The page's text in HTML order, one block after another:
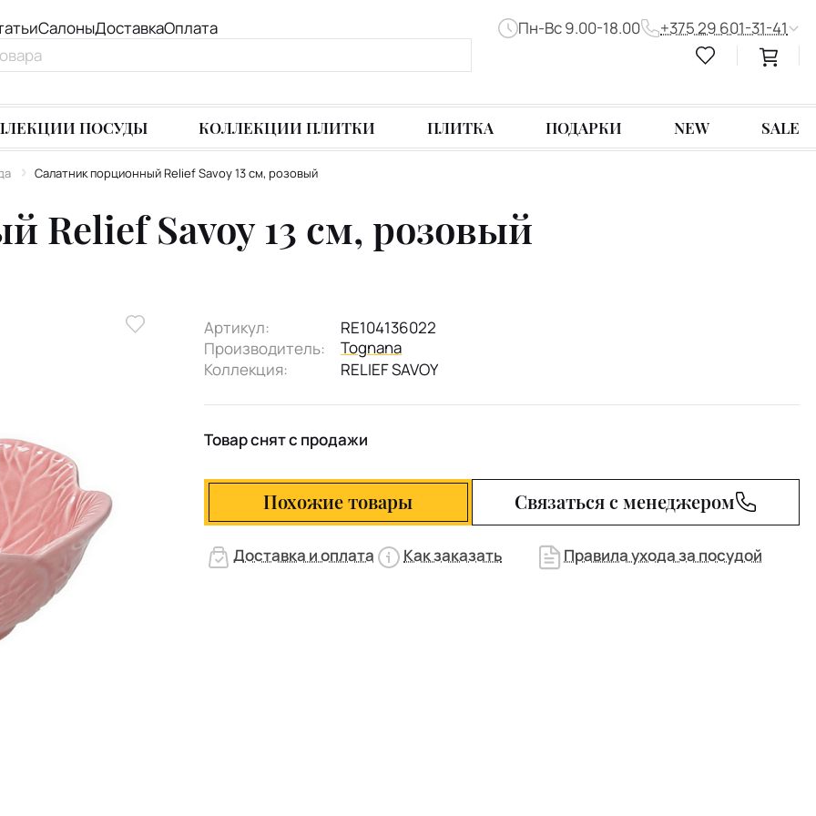
СалоныДоставкаОплата Пн-Вс 9.00-18.00 +375 29 601-31-41
ПОСУДЫ КОЛЛЕКЦИИ ПЛИТКИ ПЛИТКА ПОДАРКИ NEW SALE
Салатник порционный Relief Savoy 13 см, розовый
Relief Savoy 13 см, розовый
Артикул:
RE104136022
Производитель:
Tognana
Коллекция:
RELIEF SAVOY
Товар снят с продажи
Похожие товары Связаться с менеджером
Доставка и оплата Как заказать Правила ухода за посудой